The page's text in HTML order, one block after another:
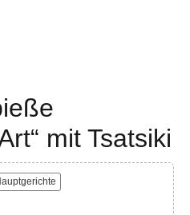
mit Tsatsiki